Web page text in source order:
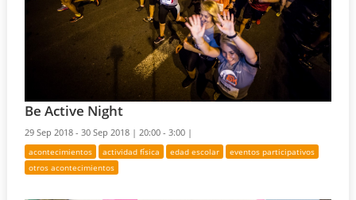
Be Active Night
29 Sep 2018 - 30 Sep 2018 |20:00 - 3:00 |
acontecimientos actividad física edad escolar
eventos participativos
otros acontecimientos